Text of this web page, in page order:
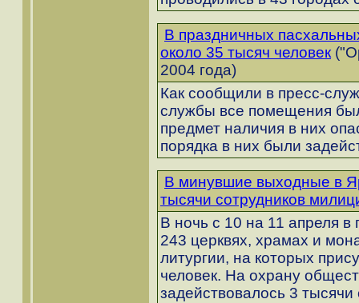
В праздничных
около 35 тысяч человек
2004 года)
Как сообщили в пресс-
службы все помещения
предмет наличия в них
порядка в них были
В минувшие выходные в
тысячи сотрудников
В ночь с 10 на 11 апреля в
243 церквях, храмах и
литургии, на которых
человек. На охрану
задействовалось 3